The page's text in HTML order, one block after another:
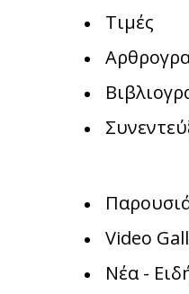
Τιμές
Video
Νέα -